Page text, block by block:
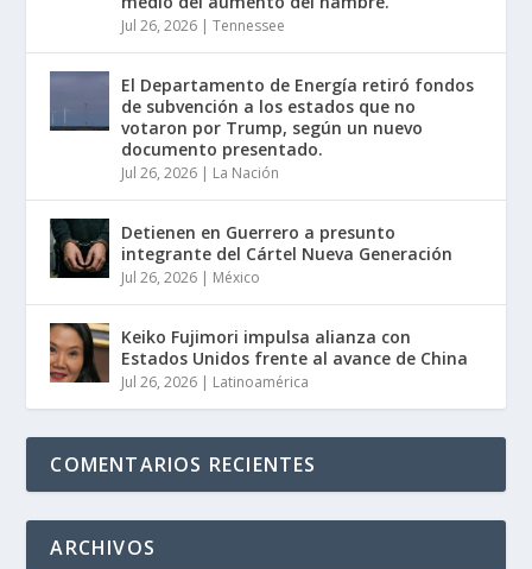
Jul 26, 2026 |Tennessee
El Departamento de Energía retiró fondos
de subvención a los estados que no
votaron por Trump, según un nuevo
documento presentado.
Jul 26, 2026 | La Nación
Detienen en Guerrero a presunto
integrante del Cártel Nueva Generación
Jul 26, 2026 | México
Keiko Fujimori impulsa alianza con
Estados Unidos frente al avance de China
Jul 26, 2026 | Latinoamérica
COMENTARIOS RECIENTES
ARCHIVOS